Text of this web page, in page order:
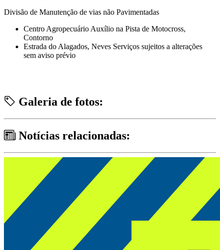
Divisão de Manutenção de vias não Pavimentadas
Centro Agropecuário Auxílio na Pista de Motocross,
Contorno
Estrada do Alagados, Neves Serviços sujeitos a alterações
sem aviso prévio
Galeria de fotos:
Notícias relacionadas: